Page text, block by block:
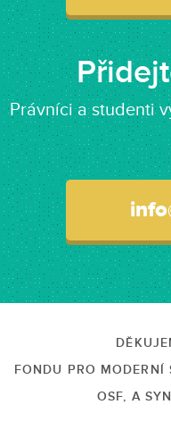
Právníci a studenti
FONDU PRO MODERNÍ
OSF, A